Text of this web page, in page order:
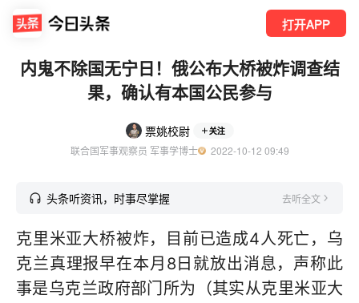
打开APP
内鬼不除国无宁日！俄公布大桥被炸调查结
果，确认有本国公民参与
票姚校尉 关注
联合国军事观察员 军事学博士
  2022-10-12 09:49
头条听资讯，时事尽掌握 去听全文
克里米亚大桥被炸，目前已造成4人死亡，乌
克兰真理报早在本月8日就放出消息，声称此
事是乌克兰政府部门所为（其实从克里米亚大